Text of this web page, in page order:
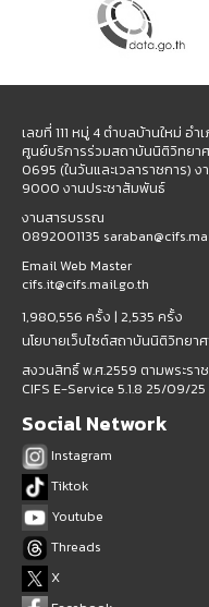
เลขที่ 111 หมู่ 4 ตำบลบ้านใหม่
ศูนย์บริการร่วมสถาบันนิติวิทยา
0695 (ในวันและเวลาราชการ)
9000 งานประชาสัมพันธ์
งานสารบรรณ
0892001135
Email Web Master
cifs.it@cifs.mail.go.th
1,980,556 ครั้ง | 2,535 ครั้ง
นโยบายเว็บไซต์สถาบันนิติวิทยา
สงวนสิทธิ์ พ.ศ.2559 ตามพระร
CIFS E-Service 5.1.8 25/09/25
Social Network
Instagram
Tiktok
Youtube
Threads
X